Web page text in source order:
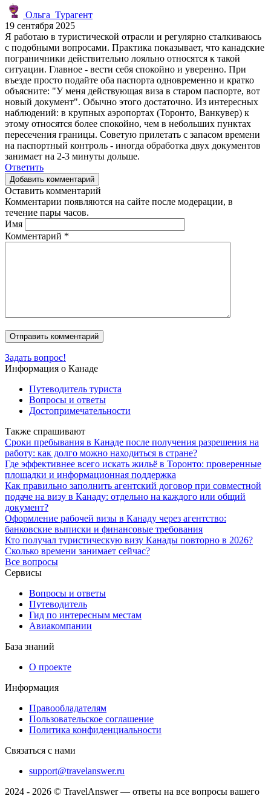
Ольга_Турагент
19 сентября 2025
Я работаю в туристической отрасли и регулярно сталкиваюсь
с подобными вопросами. Практика показывает, что канадские
пограничники действительно лояльно относятся к такой
ситуации. Главное - вести себя спокойно и уверенно. При
въезде просто подайте оба паспорта одновременно и кратко
объясните: "У меня действующая виза в старом паспорте, вот
новый документ". Обычно этого достаточно. Из интересных
наблюдений: в крупных аэропортах (Торонто, Ванкувер) к
этому относятся более спокойно, чем в небольших пунктах
пересечения границы. Советую прилетать с запасом времени
на паспортный контроль - иногда обработка двух документов
занимает на 2-3 минуты дольше.
Ответить
Добавить комментарий
Оставить комментарий
Комментарии появляются на сайте после модерации, в
течение пары часов.
Имя
Комментарий *
Задать вопрос!
Информация о Канаде
Путеводитель туриста
Вопросы и ответы
Достопримечательности
Также спрашивают
Сроки пребывания в Канаде после получения разрешения на
работу: как долго можно находиться в стране?
Где эффективнее всего искать жильё в Торонто: проверенные
площадки и информационная поддержка
Как правильно заполнить агентский договор при совместной
подаче на визу в Канаду: отдельно на каждого или общий
документ?
Оформление рабочей визы в Канаду через агентство:
банковские выписки и финансовые требования
Кто получал туристическую визу Канады повторно в 2026?
Сколько времени занимает сейчас?
Все вопросы
Сервисы
Вопросы и ответы
Путеводитель
Гид по интересным местам
Авиакомпании
База знаний
О проекте
Информация
Правообладателям
Пользовательское соглашение
Политика конфиденциальности
Связаться с нами
support@travelanswer.ru
2024 - 2026 © TravelAnswer — ответы на все вопросы вашего